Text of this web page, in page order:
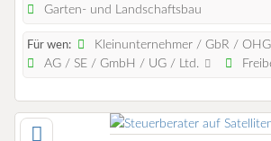
Garten- und Landschaftsbau
Für wen:
Kleinunternehmer / GbR /
AG / SE / GmbH / UG / Ltd.